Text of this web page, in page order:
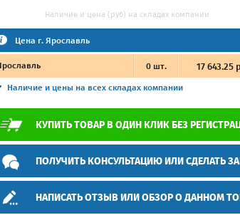
Наличие и цена (руб) на складах компании
Цена г. Ярославль
0шт. 17 643.25
Наличие и цены на всех складах компании
КУПИТЬ ТОВАР В ОДИН КЛИК БЕЗ
ПОЛУЧИТЬ КОНСУЛЬТАЦИЮ ИЛИ СДЕЛАТЬ
НАПИСАТЬ ОТЗЫВ ИЛИ ОБЗОР О ДАННОМ